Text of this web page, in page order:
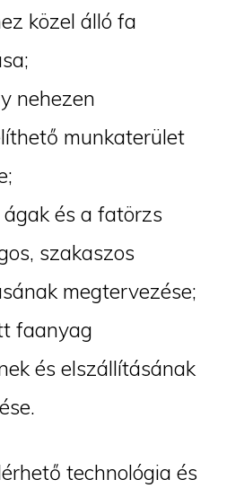
közel álló fa
nehezen
munkaterület
és a fatörzs
szakaszos
megtervezése;
faanyag
és elszállításának
technológia és